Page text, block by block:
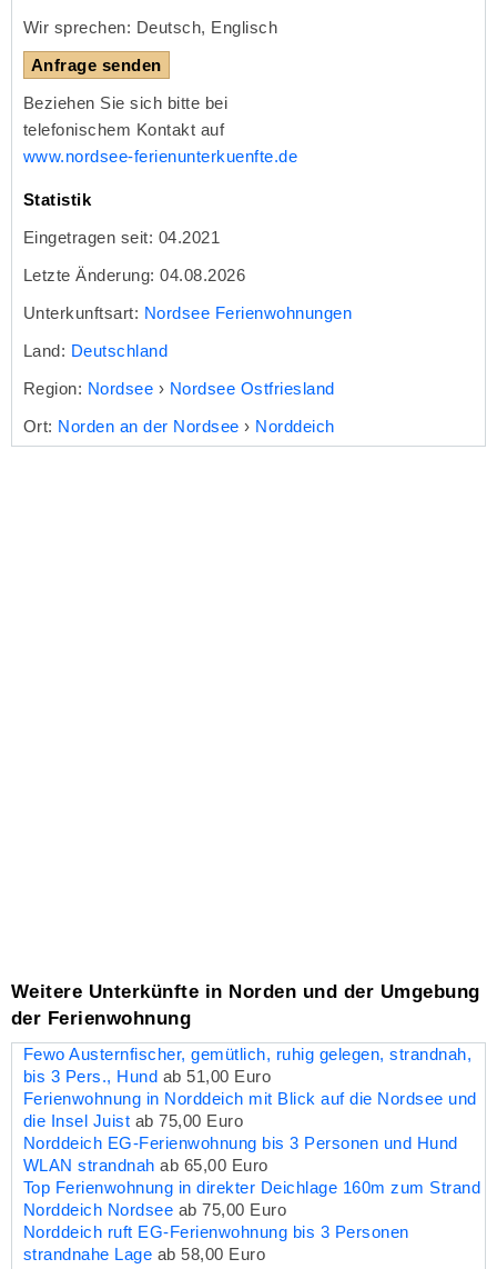
Wir sprechen: Deutsch, Englisch
Anfrage senden
Beziehen Sie sich bitte bei
telefonischem Kontakt auf
www.nordsee-ferienunterkuenfte.de
Statistik
Eingetragen seit: 04.2021
Letzte Änderung: 04.08.2026
Unterkunftsart: Nordsee Ferienwohnungen
Land: Deutschland
Region: Nordsee › Nordsee Ostfriesland
Ort: Norden an der Nordsee › Norddeich
Weitere Unterkünfte in Norden und der Umgebung
der Ferienwohnung
Fewo Austernfischer, gemütlich, ruhig gelegen, strandnah,
bis 3 Pers., Hund ab 51,00 Euro
Ferienwohnung in Norddeich mit Blick auf die Nordsee und
die Insel Juist ab 75,00 Euro
Norddeich EG-Ferienwohnung bis 3 Personen und Hund
WLAN strandnah ab 65,00 Euro
Top Ferienwohnung in direkter Deichlage 160m zum Strand
Norddeich Nordsee ab 75,00 Euro
Norddeich ruft EG-Ferienwohnung bis 3 Personen
strandnahe Lage ab 58,00 Euro